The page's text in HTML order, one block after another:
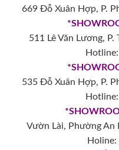
669 Đỗ Xuân Hợp, P.
511 Lê Văn Lương, P.
535 Đỗ Xuân Hợp, P.
Vườn Lài, Phường An